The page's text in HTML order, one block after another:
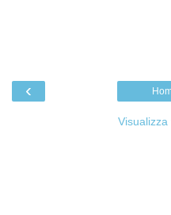
‹